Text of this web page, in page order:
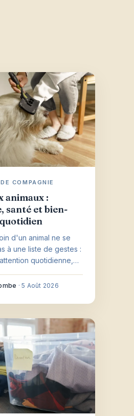
COMPAGNIE
animaux :
santé et bien-
d'un animal ne se
à une liste de gestes :
quotidienne,
prévention calée
au bon moment.
·5 Août 2026